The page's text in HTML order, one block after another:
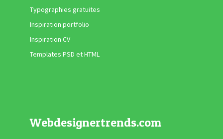
Typographies gratuites
Inspiration portfolio
Inspiration CV
Templates PSD et HTML
Webdesignertrends.com